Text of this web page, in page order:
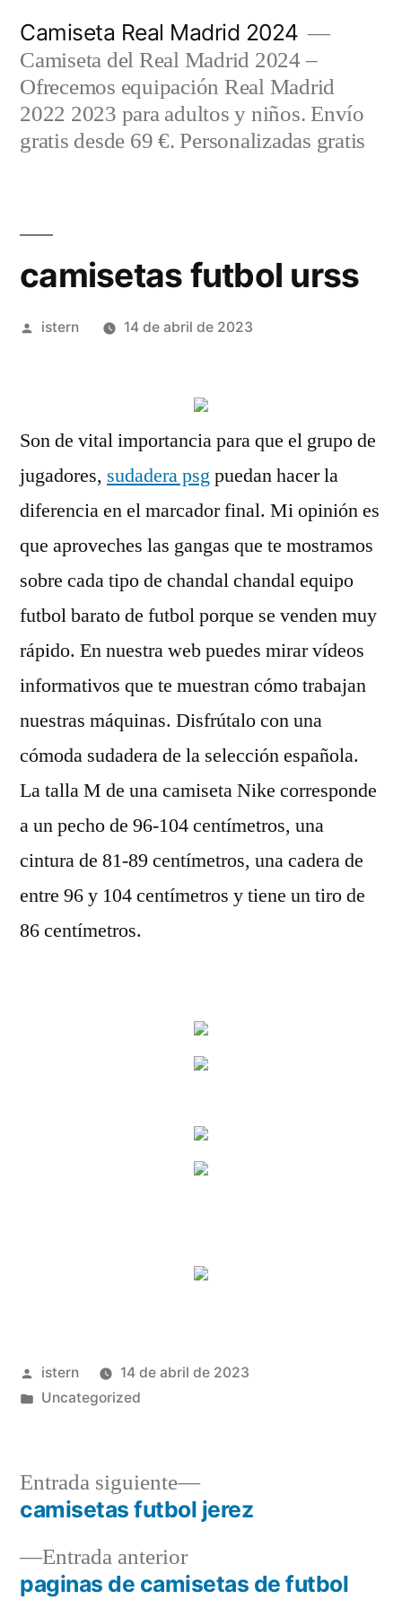
contenido
Camiseta Real Madrid 2024
Camiseta del Real Madrid 2024 –
Ofrecemos equipación Real Madrid
2022 2023 para adultos y niños. Envío
gratis desde 69 €. Personalizadas gratis
camisetas futbol urss
Publicado
istern 14 de abril de 2023
Son de vital importancia para que el grupo de
jugadores, sudadera psgpuedan hacer la
diferencia en el marcador final. Mi opinión es
que aproveches las gangas que te mostramos
sobre cada tipo de chandal chandal equipo
futbol barato de futbol porque se venden muy
rápido. En nuestra web puedes mirar vídeos
informativos que te muestran cómo trabajan
nuestras máquinas. Disfrútalo con una
cómoda sudadera de la selección española.
La talla M de una camiseta Nike corresponde
a un pecho de 96-104 centímetros, una
cintura de 81-89 centímetros, una cadera de
entre 96 y 104 centímetros y tiene un tiro de
86 centímetros.
Publicado
por
istern
14 de abril de 2023
Publicado
Uncategorized
Navegación
deEntrada anteriorEntrada
anterior:
paginas de camisetas de futbol
Entrada siguiente
Entrada
siguiente:
camisetas futbol jerez